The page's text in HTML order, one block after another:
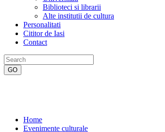
Biblioteci si librarii
Alte institutii de cultura
Personalitati
Cititor de Iasi
Contact
Home
Evenimente culturale